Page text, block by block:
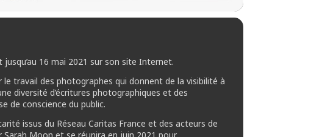
16 mai 2021 sur son site Internet.
travail des photographes qui donnent de la visibilité à
diversité d’écritures photographiques et des
de conscience du public.
issus du Réseau Caritas France et des acteurs de